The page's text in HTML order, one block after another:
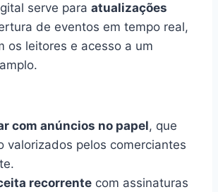
serve para atualizações
de eventos em tempo real,
os leitores e acesso a um
com anúncios no papel, que
valorizados pelos comerciantes
recorrente com assinaturas